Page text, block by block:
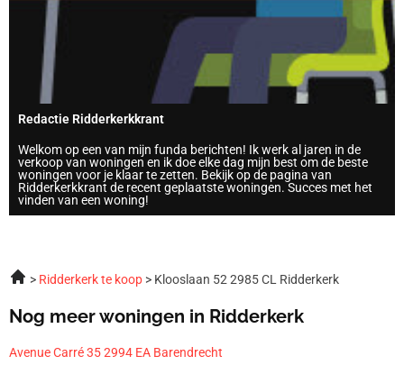
Redactie Ridderkerkkrant
Welkom op een van mijn funda berichten! Ik werk al jaren in de
verkoop van woningen en ik doe elke dag mijn best om de beste
woningen voor je klaar te zetten. Bekijk op de pagina van
Ridderkerkkrant de recent geplaatste woningen. Succes met het
vinden van een woning!
Ridderkerk te koop Klooslaan 52 2985 CL Ridderkerk
Nog meer woningen in Ridderkerk
Avenue Carré 35 2994 EA Barendrecht